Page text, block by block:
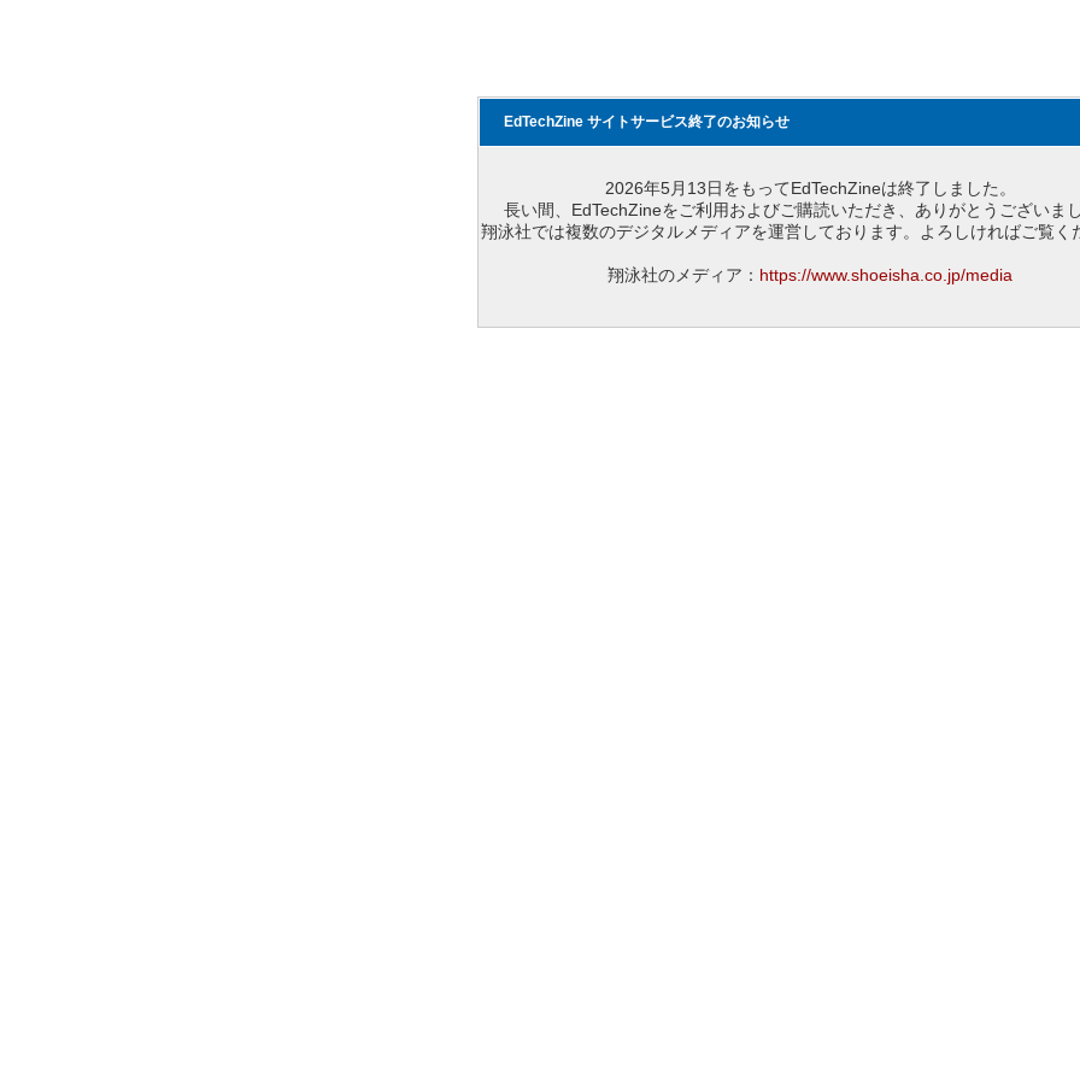
EdTechZine サイトサービス終了のお知らせ
2026年5月13日をもってEdTechZineは終了しました。
長い間、EdTechZineをご利用およびご購読いただき、ありがとうございまし
翔泳社では複数のデジタルメディアを運営しております。よろしければご覧く
翔泳社のメディア： https://www.shoeisha.co.jp/media